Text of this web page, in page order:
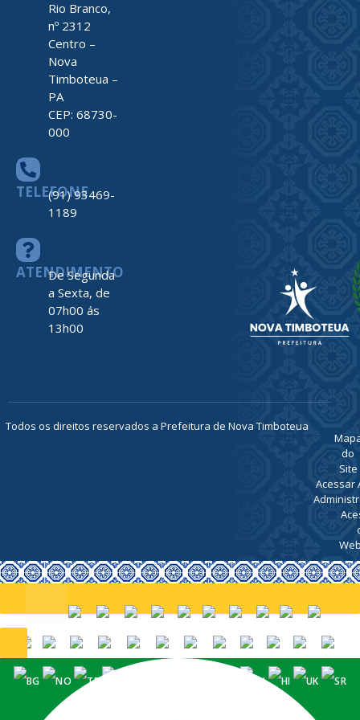
Rio Branco,
nº 2312
Centro –
Nova
Timboteua –
PA
CEP: 68730-
000
TELEFONE
(91) 93469-
1189
ATENDIMENTO
De Segunda
a Sexta, de
07h00 ás
13h00
Todos os direitos reservados a Prefeitura de Nova Timboteua
do
Site
Acessar